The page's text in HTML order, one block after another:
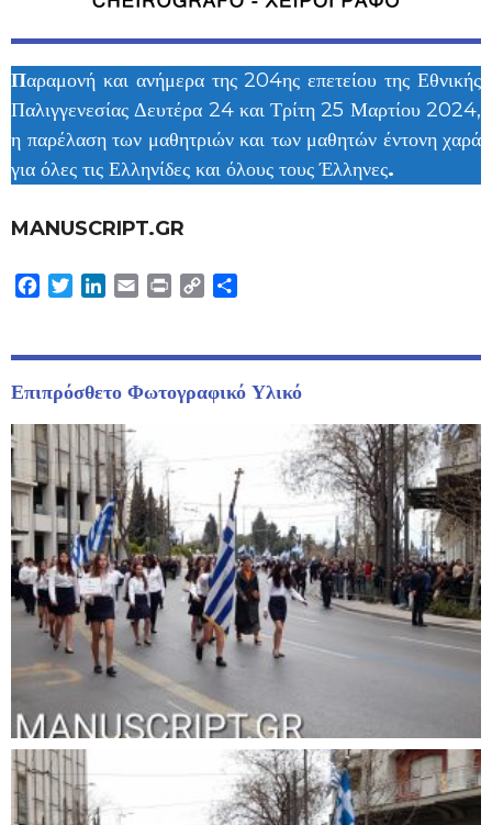
Παραμονή και ανήμερα της 204ης επετείου της Εθνικής
Παλιγγενεσίας Δευτέρα 24 και Τρίτη 25 Μαρτίου 2024,
η παρέλαση των μαθητριών και των μαθητών έντονη χαρά
για όλες τις Ελληνίδες και όλους τους Έλληνες.
MANUSCRIPT.GR
Facebook
TwitterLinkedIn
EmailPrint Copy
Επιπρόσθετο Φωτογραφικό Υλικό